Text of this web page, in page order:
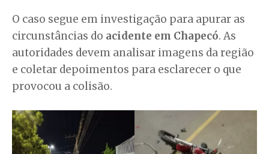
O caso segue em investigação para apurar as
circunstâncias do acidente em Chapecó. As
autoridades devem analisar imagens da região
e coletar depoimentos para esclarecer o que
provocou a colisão.